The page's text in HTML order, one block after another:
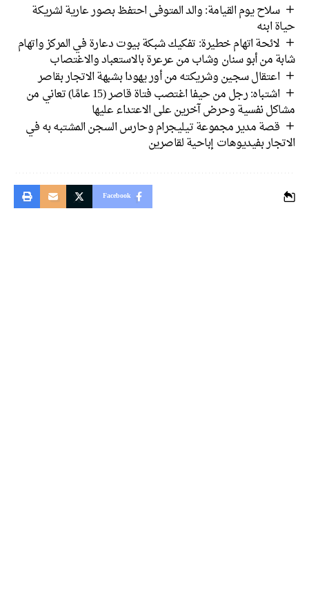
سلاح يوم القيامة: والد المتوفى احتفظ بصور عارية لشريكة
حياة ابنه
لائحة اتهام خطيرة: تفكيك شبكة بيوت دعارة في المركز واتهام
شابة من أبو سنان وشاب من عرعرة بالاستعباد والاغتصاب
اعتقال سجين وشريكته من أور يهودا بشبهة الاتجار بقاصر
اشتباه: رجل من حيفا اغتصب فتاة قاصر (15 عامًا) تعاني من
مشاكل نفسية وحرض آخرين على الاعتداء عليها
قصة مدير مجموعة تيليجرام وحارس السجن المشتبه به في
الاتجار بفيديوهات إباحية لقاصرين
Facebook